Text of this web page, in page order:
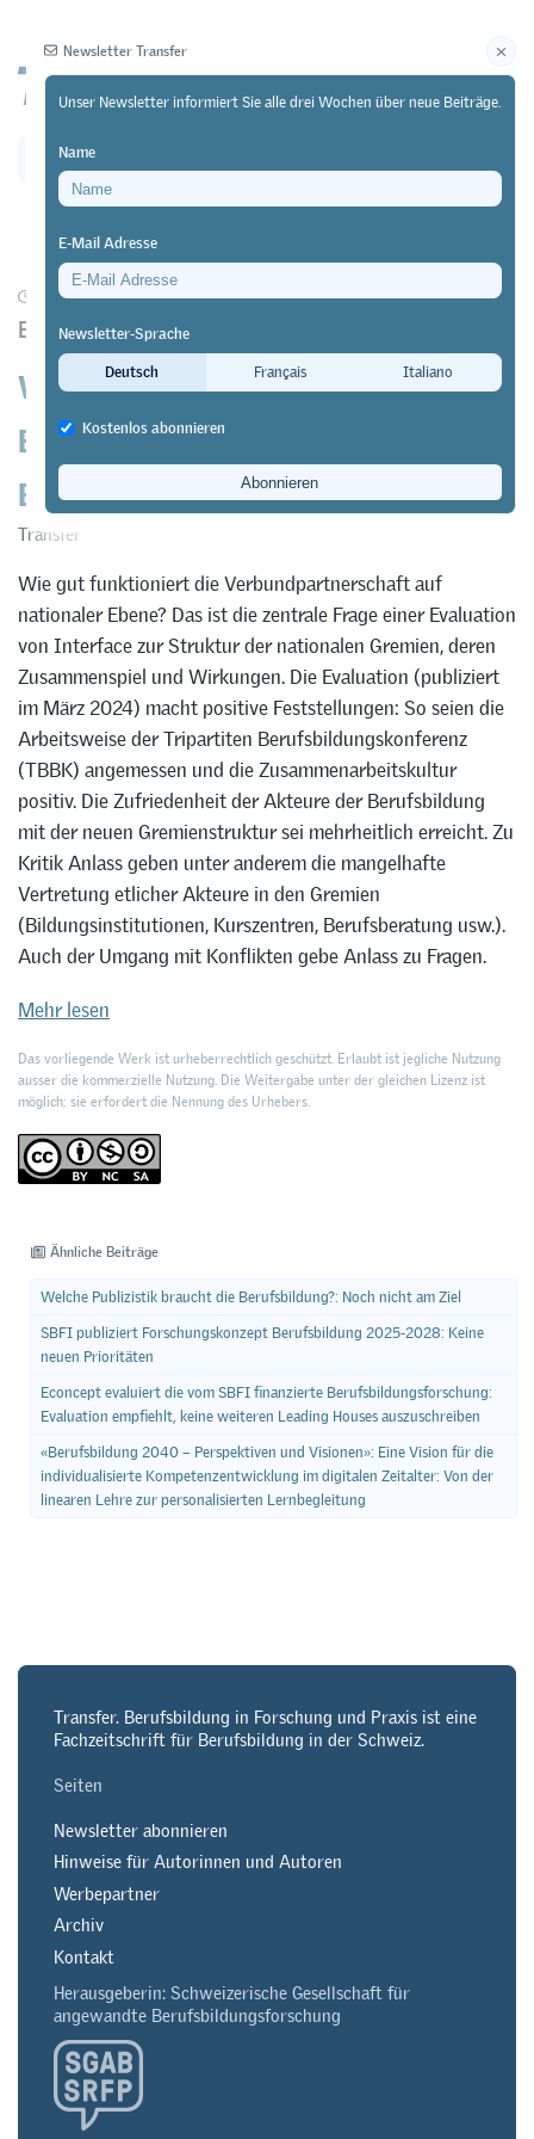
30/10/24 Forschung
Evaluation der Gremienstruktur der Berufsbildung
Wie gut ist die Governance der
Berufsbildung auf nationaler
Ebene?
Transfer
Wie gut funktioniert die Verbundpartnerschaft auf
nationaler Ebene? Das ist die zentrale Frage einer Evaluation
von Interface zur Struktur der nationalen Gremien, deren
Zusammenspiel und Wirkungen. Die Evaluation (publiziert
im März 2024) macht positive Feststellungen: So seien die
Arbeitsweise der Tripartiten Berufsbildungskonferenz
(TBBK) angemessen und die Zusammenarbeitskultur
positiv. Die Zufriedenheit der Akteure der Berufsbildung
mit der neuen Gremienstruktur sei mehrheitlich erreicht. Zu
Kritik Anlass geben unter anderem die mangelhafte
Vertretung etlicher Akteure in den Gremien
(Bildungsinstitutionen, Kurszentren, Berufsberatung usw.).
Auch der Umgang mit Konflikten gebe Anlass zu Fragen.
Mehr lesen
Das vorliegende Werk ist urheberrechtlich geschützt. Erlaubt ist jegliche Nutzung
ausser die kommerzielle Nutzung. Die Weitergabe unter der gleichen Lizenz ist
möglich; sie erfordert die Nennung des Urhebers.
Ähnliche Beiträge
Welche Publizistik braucht die Berufsbildung?: Noch nicht am Ziel
SBFI publiziert Forschungskonzept Berufsbildung 2025-2028: Keine
neuen Prioritäten
Econcept evaluiert die vom SBFI finanzierte Berufsbildungsforschung:
Evaluation empfiehlt, keine weiteren Leading Houses auszuschreiben
«Berufsbildung 2040 – Perspektiven und Visionen»: Eine Vision für die
individualisierte Kompetenzentwicklung im digitalen Zeitalter: Von der
linearen Lehre zur personalisierten Lernbegleitung
Newsletter Transfer
Unser Newsletter informiert Sie alle drei Wochen über neue Beiträge.
Name
E-Mail Adresse
Newsletter-Sprache
Deutsch
Français Italiano
Kostenlos abonnieren
Transfer. Berufsbildung in Forschung und Praxis ist eine
Fachzeitschrift für Berufsbildung in der Schweiz.
Seiten
Newsletter abonnieren
Hinweise für Autorinnen und Autoren
Werbepartner
Archiv
Kontakt
Herausgeberin: Schweizerische Gesellschaft für
angewandte Berufsbildungsforschung